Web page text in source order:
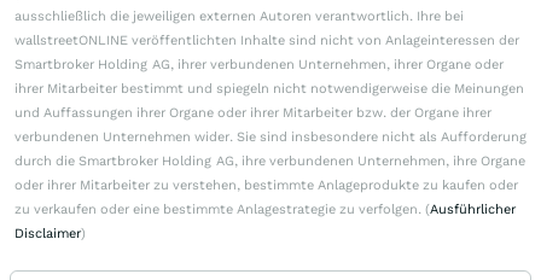
ausschließlich die jeweiligen externen Autoren verantwortlich. Ihre bei
wallstreetONLINE veröffentlichten Inhalte sind nicht von Anlageinteressen der
Smartbroker Holding AG, ihrer verbundenen Unternehmen, ihrer Organe oder
ihrer Mitarbeiter bestimmt und spiegeln nicht notwendigerweise die Meinungen
und Auffassungen ihrer Organe oder ihrer Mitarbeiter bzw. der Organe ihrer
verbundenen Unternehmen wider. Sie sind insbesondere nicht als Aufforderung
durch die Smartbroker Holding AG, ihre verbundenen Unternehmen, ihre Organe
oder ihrer Mitarbeiter zu verstehen, bestimmte Anlageprodukte zu kaufen oder
zu verkaufen oder eine bestimmte Anlagestrategie zu verfolgen. (Ausführlicher
Disclaimer)